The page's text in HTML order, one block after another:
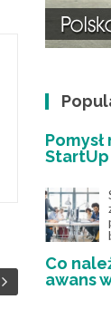
StartUp
Co
awans